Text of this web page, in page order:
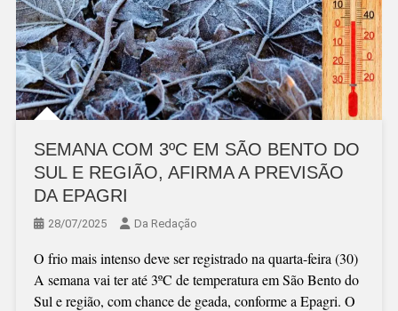
SEMANA COM 3ºC EM SÃO BENTO DO
SUL E REGIÃO, AFIRMA A PREVISÃO
DA EPAGRI
28/07/2025 Da Redação
O frio mais intenso deve ser registrado na quarta-feira (30)
A semana vai ter até 3ºC de temperatura em São Bento do
Sul e região, com chance de geada, conforme a Epagri. O